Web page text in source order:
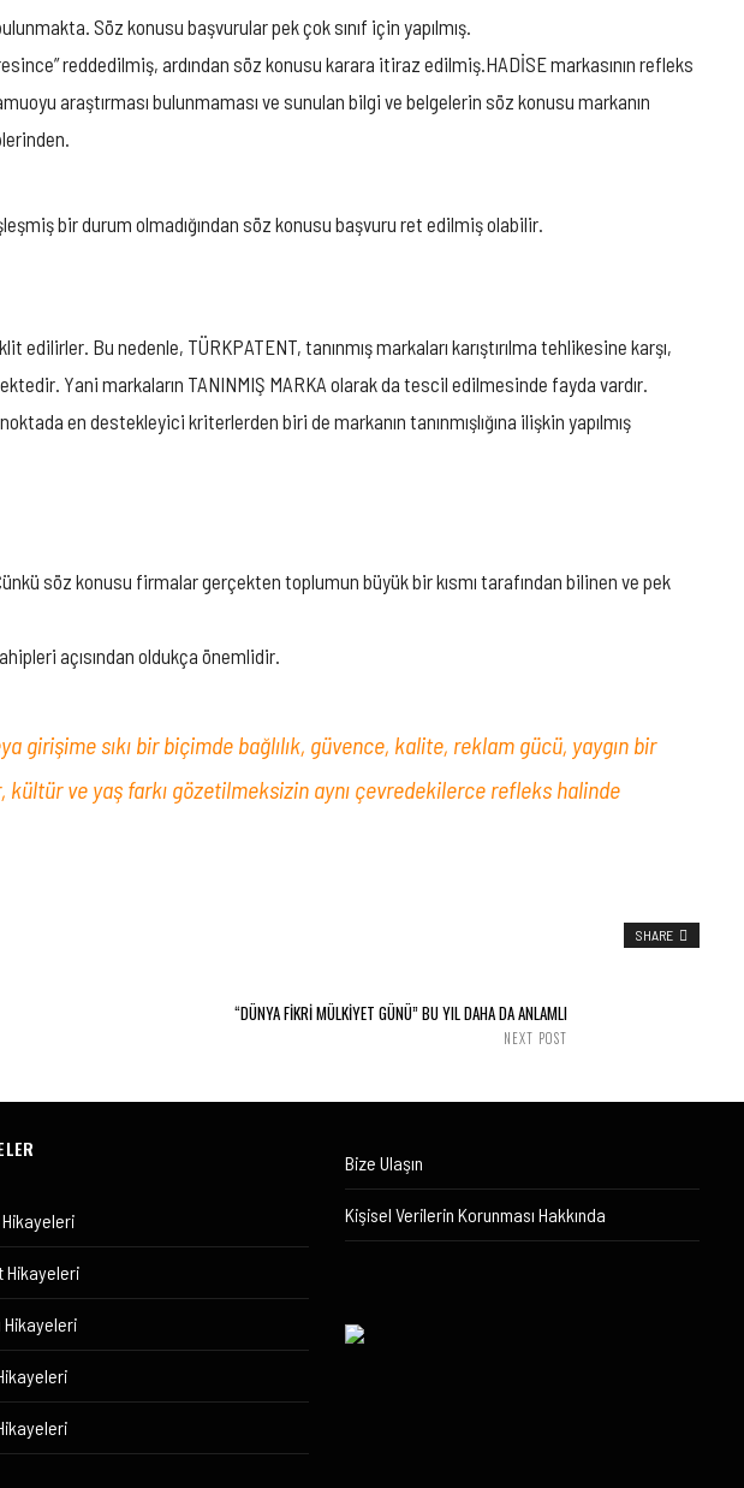
Söz konusu başvurular pek çok sınıf için yapılmış.
reddedilmiş, ardından söz konusu karara itiraz edilmiş.HADİSE markasının refleks
araştırması bulunmaması ve sunulan bilgi ve belgelerin söz konusu markanın
bir durum olmadığından söz konusu başvuru ret edilmiş olabilir.
Bu nedenle, TÜRKPATENT, tanınmış markaları karıştırılma tehlikesine karşı,
Yani markaların TANINMIŞ MARKA olarak da tescil edilmesinde fayda vardır.
en destekleyici kriterlerden biri de markanın tanınmışlığına ilişkin yapılmış
söz konusu firmalar gerçekten toplumun büyük bir kısmı tarafından bilinen ve pek
açısından oldukça önemlidir.
sıkı bir biçimde bağlılık, güvence, kalite, reklam gücü, yaygın bir
kültür ve yaş farkı gözetilmeksizin aynı çevredekilerce refleks halinde
SHARE
“DÜNYA FİKRİ MÜLKİYET GÜNÜ” BU YIL DAHA DA ANLAMLI
NEXT POST
Hikayeleri
Hikayeleri
Bize Ulaşın
Kişisel Verilerin Korunması Hakkında